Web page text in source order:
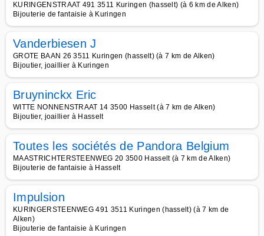
KURINGENSTRAAT 491 3511 Kuringen (hasselt) (à 6 km de Alken)
Bijouterie de fantaisie à Kuringen
Vanderbiesen J
GROTE BAAN 26 3511 Kuringen (hasselt) (à 7 km de Alken)
Bijoutier, joaillier à Kuringen
Bruyninckx Eric
WITTE NONNENSTRAAT 14 3500 Hasselt (à 7 km de Alken)
Bijoutier, joaillier à Hasselt
Toutes les sociétés de Pandora Belgium
MAASTRICHTERSTEENWEG 20 3500 Hasselt (à 7 km de Alken)
Bijouterie de fantaisie à Hasselt
Impulsion
KURINGERSTEENWEG 491 3511 Kuringen (hasselt) (à 7 km de
Alken)
Bijouterie de fantaisie à Kuringen